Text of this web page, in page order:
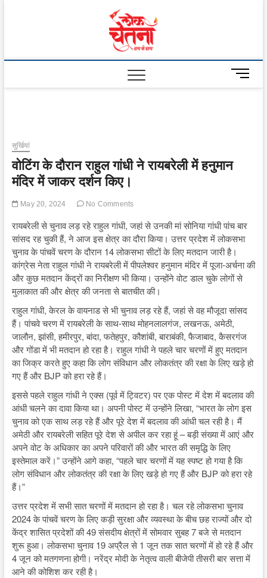
M
e
सुर्खियां
वोटिंग के दौरान राहुल गांधी ने रायबरेली में हनुमान
मंदिर में जाकर दर्शन किए।
May 20, 2024 No Comments
रायबरेली से चुनाव लड़ रहे राहुल गांधी, जहां से उनकी मां सोनिया गांधी पांच बार
सांसद रह चुकी हैं, ने आज इस क्षेत्र का दौरा किया। उत्तर प्रदेश में लोकसभा
चुनाव के पांचवें चरण के दौरान 14 लोकसभा सीटों के लिए मतदान जारी है।
कांग्रेस नेता राहुल गांधी ने रायबरेली में पीपलेश्वर हनुमान मंदिर में पूजा-अर्चना की
और कुछ मतदान केंद्रों का निरीक्षण भी किया। उन्होंने वोट डाल चुके लोगों से
मुलाकात की और क्षेत्र की जनता से बातचीत की।
राहुल गांधी, केरल के वायनाड से भी चुनाव लड़ रहे हैं, जहां से वह मौजूदा सांसद
हैं। पांचवे चरण में रायबरेली के साथ-साथ मोहनलालगंज, लखनऊ, अमेठी,
जालौन, झांसी, हमीरपुर, बांदा, फतेहपुर, कौशांबी, बाराबंकी, फैजाबाद, कैसरगंज
और गोंडा में भी मतदान हो रहा है। राहुल गांधी ने पहले चार चरणों में हुए मतदान
का जिक्र करते हुए कहा कि लोग संविधान और लोकतंत्र की रक्षा के लिए खड़े हो
गए हैं और BJP को हरा रहे हैं।
इससे पहले राहुल गांधी ने एक्स (पूर्व में ट्विटर) पर एक पोस्ट में देश में बदलाव की
आंधी चलने का दावा किया था। अपनी पोस्ट में उन्होंने लिखा, “भारत के लोग इस
चुनाव को एक साथ लड़ रहे हैं और पूरे देश में बदलाव की आंधी चल रही है। मैं
अमेठी और रायबरेली सहित पूरे देश से अपील कर रहा हूं – बड़ी संख्या में आएं और
अपने वोट के अधिकार का अपने परिवारों की और भारत की समृद्धि के लिए
इस्तेमाल करें।” उन्होंने आगे कहा, “पहले चार चरणों में यह स्पष्ट हो गया है कि
लोग संविधान और लोकतंत्र की रक्षा के लिए खड़े हो गए हैं और BJP को हरा रहे
हैं।”
उत्तर प्रदेश में सभी सात चरणों में मतदान हो रहा है। चल रहे लोकसभा चुनाव
2024 के पांचवें चरण के लिए कड़ी सुरक्षा और व्यवस्था के बीच छह राज्यों और दो
केंद्र शासित प्रदेशों की 49 संसदीय क्षेत्रों में सोमवार सुबह 7 बजे से मतदान
शुरू हुआ। लोकसभा चुनाव 19 अप्रैल से 1 जून तक सात चरणों में हो रहे हैं और
4 जून को मतगणना होगी। नरेंद्र मोदी के नेतृत्व वाली बीजेपी तीसरी बार सत्ता में
आने की कोशिश कर रही है।